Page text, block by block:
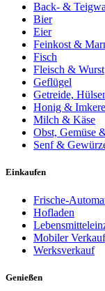
Back- &
Bier
Eier
Feinkost &
Fisch
Fleisch & Wurst
Geflügel
Getreide,
Honig &
Milch & Käse
Obst, Gemüse
Senf &
Einkaufen
Frische-
Hofladen
Mobiler
Werksverkauf
Genießen